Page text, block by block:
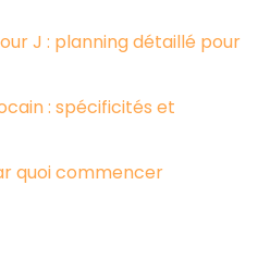
J : planning détaillé pour
: spécificités et
quoi commencer